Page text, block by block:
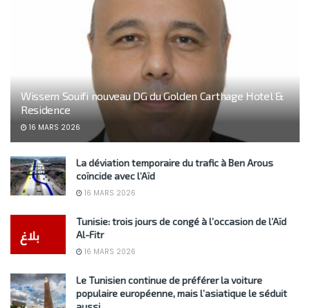
Wissem Souifi nouveau DG du Golden Carthage Hotel &
Residence
16 MARS 2026
La déviation temporaire du trafic à Ben Arous
coïncide avec l’Aïd
16 MARS 2026
Tunisie: trois jours de congé à l’occasion de l’Aïd
Al-Fitr
16 MARS 2026
Le Tunisien continue de préférer la voiture
populaire européenne, mais l’asiatique le séduit